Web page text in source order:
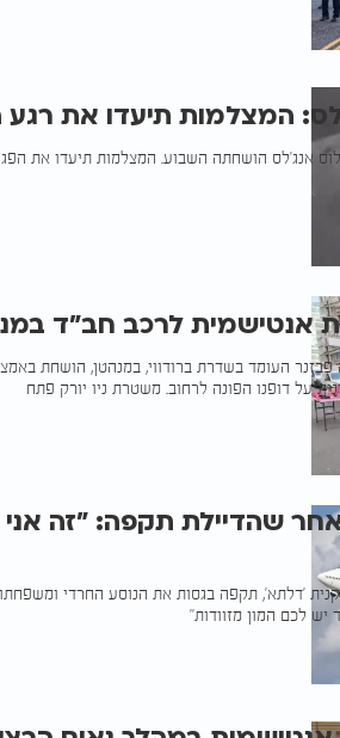
המצלמות תיעדו את רגע
אנג'לס הושחתה השבוע. המצלמות תיעדו את
אנטישמית לרכב חב"ד
העומד בשדרת ברודווי, במנהטן, הושחת
על דופנו הפונה לרחוב. משטרת ניו יורק פתח
שהדיילת תקפה: "זה אני
'דלתא', תקפה בגסות את הנוסע החרדי
יש לכם המון מזוודות"